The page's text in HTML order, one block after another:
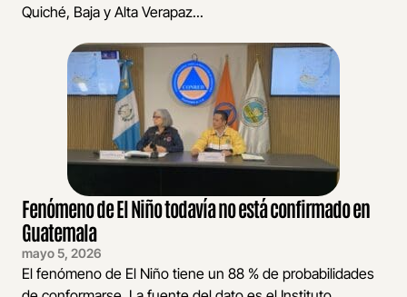
Quiché, Baja y Alta Verapaz...
Fenómeno de El Niño todavía no está confirmado en
Guatemala
mayo 5, 2026
El fenómeno de El Niño tiene un 88 % de probabilidades